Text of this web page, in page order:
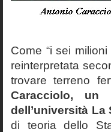
Come “i sei
reinterpretata
trovare terreno
Caracciolo, un
dell’università La
di teoria dello